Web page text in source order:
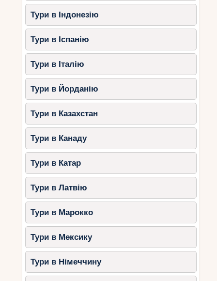
Тури в Індонезію
Тури в Іспанію
Тури в Італію
Тури в Йорданію
Тури в Казахстан
Тури в Канаду
Тури в Катар
Тури в Латвію
Тури в Марокко
Тури в Мексику
Тури в Німеччину